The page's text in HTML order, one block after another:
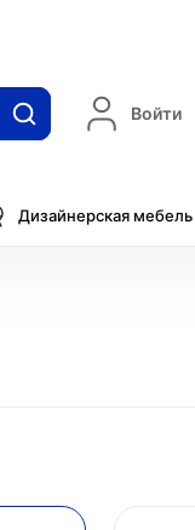
Войти
Дизайнерская мебель